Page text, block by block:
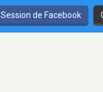
Session de Facebook